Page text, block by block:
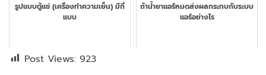
รูปแบบตู้แช่ (เครื่องทำความเย็น) มีกี่
แบบ
ถ้าน้ำยาแอร์หมดส่งผลกระทบกับระบบ
แอร์อย่างไร
Post Views: 923